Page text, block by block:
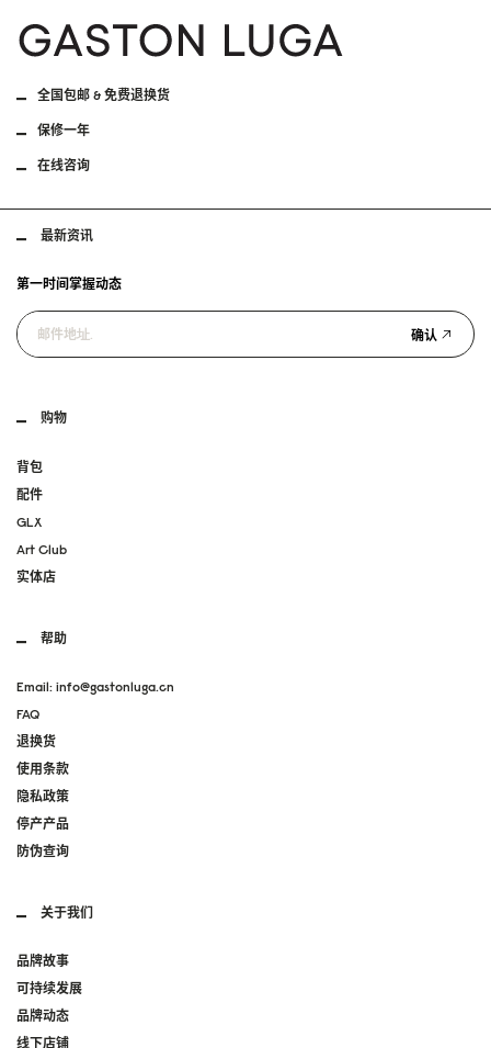
全国包邮 & 免费退换货
保修一年
在线咨询
购物
背包
配件
GLX
Art Club
实体店
帮助
Email: info@gastonluga.cn
FAQ
退换货
使用条款
隐私政策
停产产品
防伪查询
关于我们
品牌故事
可持续发展
品牌动态
线下店铺
最新资讯
第一时间掌握动态
确认